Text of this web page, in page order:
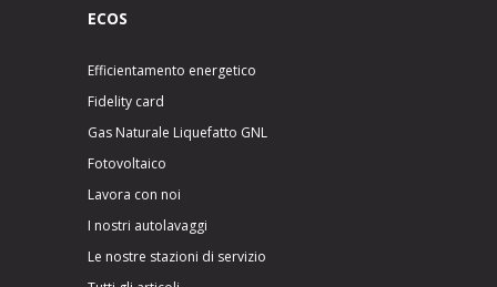
ECOS
Efficientamento energetico
Fidelity card
Gas Naturale Liquefatto GNL
Fotovoltaico
Lavora con noi
I nostri autolavaggi
Le nostre stazioni di servizio